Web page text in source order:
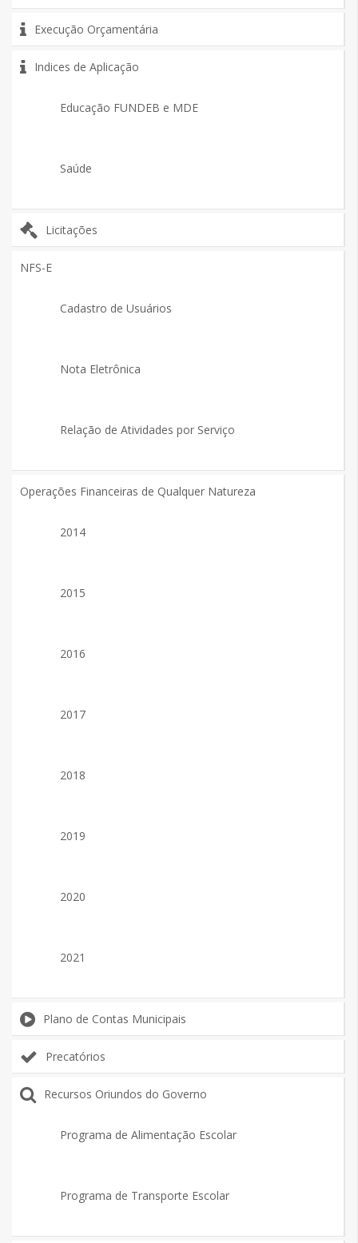
Execução Orçamentária
Indices de Aplicação
Educação FUNDEB e MDE
Saúde
Licitações
NFS-E
Cadastro de Usuários
Nota Eletrônica
Relação de Atividades por Serviço
Operações Financeiras de Qualquer Natureza
2014
2015
2016
2017
2018
2019
2020
2021
Plano de Contas Municipais
Precatórios
Recursos Oriundos do Governo
Programa de Alimentação Escolar
Programa de Transporte Escolar